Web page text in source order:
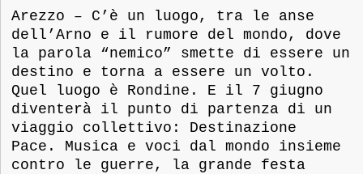
Arezzo – C’è un luogo, tra le anse
dell’Arno e il rumore del mondo, dove
la parola “nemico” smette di essere un
destino e torna a essere un volto.
Quel luogo è Rondine. E il 7 giugno
diventerà il punto di partenza di un
viaggio collettivo: Destinazione
Pace. Musica e voci dal mondo insieme
contro le guerre, la grande festa